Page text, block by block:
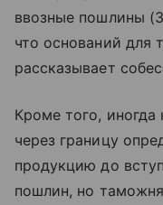
ввозные пошлины
что оснований для
рассказывает
Кроме того,
через границу
продукцию до
пошлин, но